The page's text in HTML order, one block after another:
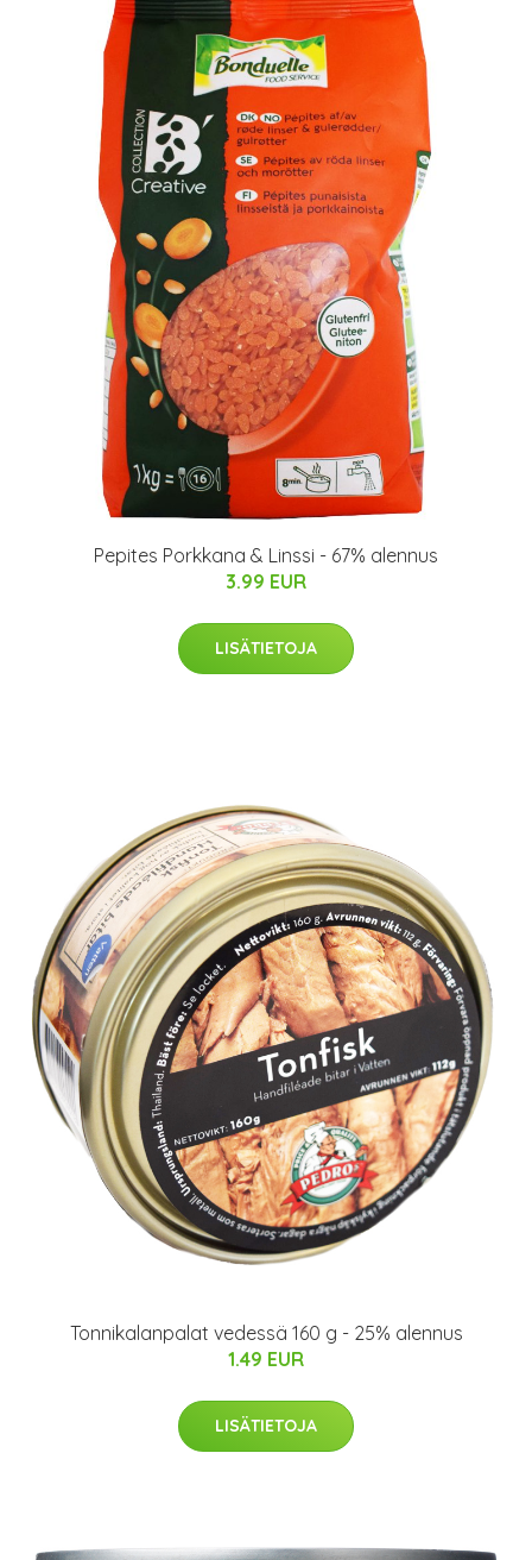
Pepites Porkkana & Linssi - 67% alennus
3.99 EUR
LISÄTIETOJA
Tonnikalanpalat vedessä 160 g - 25% alennus
1.49 EUR
LISÄTIETOJA